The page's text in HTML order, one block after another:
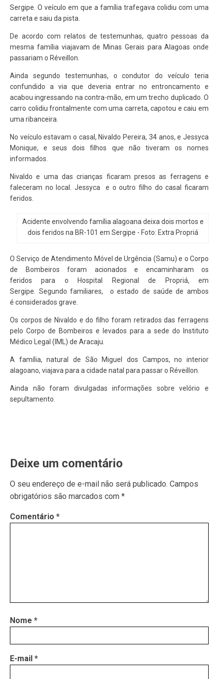
Sergipe. O veículo em que a família trafegava colidiu com uma
carreta e saiu da pista.
De acordo com relatos de testemunhas, quatro pessoas da
mesma família viajavam de Minas Gerais para Alagoas onde
passariam o Réveillon.
Ainda segundo testemunhas, o condutor do veículo teria
confundido a via que deveria entrar no entroncamento e
acabou ingressando na contra-mão, em um trecho duplicado. O
carro colidiu frontalmente com uma carreta, capotou e caiu em
uma ribanceira.
No veículo estavam o casal, Nivaldo Pereira, 34 anos, e Jessyca
Monique, e seus dois filhos que não tiveram os nomes
informados.
Nivaldo e uma das crianças ficaram presos as ferragens e
faleceram no local. Jessyca e o outro filho do casal ficaram
feridos.
Acidente envolvendo família alagoana deixa dois mortos e
dois feridos na BR-101 em Sergipe - Foto: Extra Propriá
O Serviço de Atendimento Móvel de Urgência (Samu) e o Corpo
de Bombeiros foram acionados e encaminharam os
feridos para o Hospital Regional de Propriá, em
Sergipe. Segundo familiares, o estado de saúde de ambos
é considerados grave.
Os corpos de Nivaldo e do filho foram retirados das ferragens
pelo Corpo de Bombeiros e levados para a sede do Instituto
Médico Legal (IML) de Aracaju.
A família, natural de São Miguel dos Campos, no interior
alagoano, viajava para a cidade natal para passar o Réveillon.
Ainda não foram divulgadas informações sobre velório e
sepultamento.
Deixe um comentário
O seu endereço de e-mail não será publicado. Campos
obrigatórios são marcados com *
Comentário *
Nome *
E-mail *